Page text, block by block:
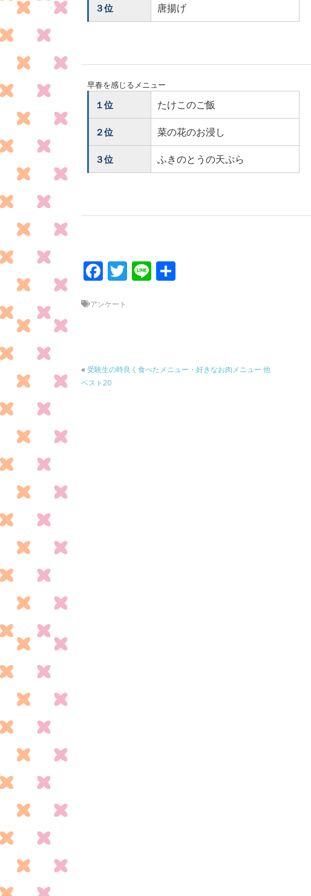
３位 唐揚げ
早春を感じるメニュー
１位 たけこのご飯
２位 菜の花のお浸し
３位 ふきのとうの天ぷら
F
e
o
k
T Li
アンケート
«受験生の時良く食べたメニュー・好きなお肉メニュー 他
ベスト20